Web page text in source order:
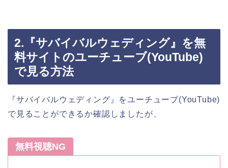
2.『サバイバルウェディング』を無
料サイトのユーチューブ(YouTube)
で見る方法
『サバイバルウェディング』をユーチューブ(YouTube)
で見ることができるか確認しましたが、
無料視聴NG